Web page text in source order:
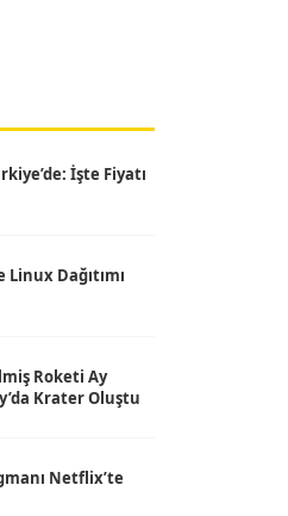
İşte Fiyatı
Dağıtımı
Roketi Ay
Krater Oluştu
Netflix’te